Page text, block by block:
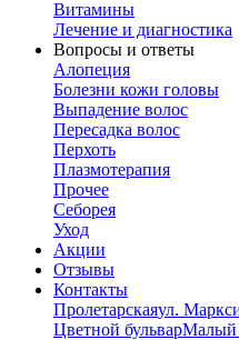
Витамины
Лечение и диагностика
Вопросы и ответы
Алопеция
Болезни кожи головы
Выпадение волос
Пересадка волос
Перхоть
Плазмотерапия
Прочее
Себорея
Уход
Акции
Отзывы
Контакты
Пролетарскаяул.
Цветной бульварМалый